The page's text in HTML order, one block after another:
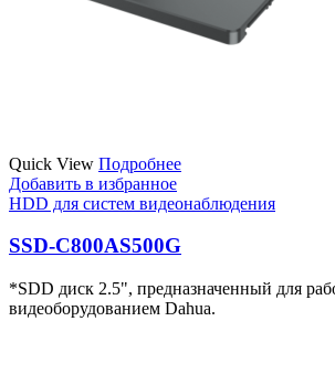
Quick View Подробнее
Добавить в избранное
HDD для систем видеонаблюдения
SSD-C800AS500G
*SDD диск 2.5", предназначенный для
видеоборудованием Dahua.